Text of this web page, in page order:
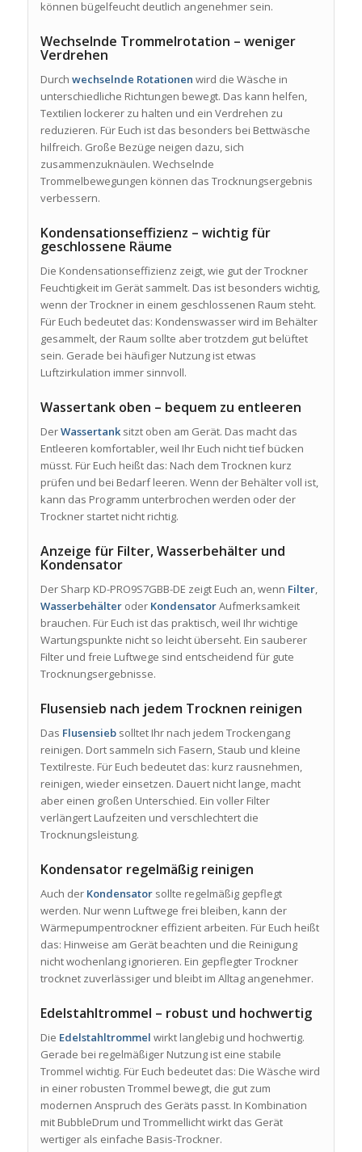
können bügelfeucht deutlich angenehmer sein.
Wechselnde Trommelrotation – weniger
Verdrehen
Durch wechselnde Rotationen wird die Wäsche in
unterschiedliche Richtungen bewegt. Das kann helfen,
Textilien lockerer zu halten und ein Verdrehen zu
reduzieren. Für Euch ist das besonders bei Bettwäsche
hilfreich. Große Bezüge neigen dazu, sich
zusammenzuknäulen. Wechselnde
Trommelbewegungen können das Trocknungsergebnis
verbessern.
Kondensationseffizienz – wichtig für
geschlossene Räume
Die Kondensationseffizienz zeigt, wie gut der Trockner
Feuchtigkeit im Gerät sammelt. Das ist besonders wichtig,
wenn der Trockner in einem geschlossenen Raum steht.
Für Euch bedeutet das: Kondenswasser wird im Behälter
gesammelt, der Raum sollte aber trotzdem gut belüftet
sein. Gerade bei häufiger Nutzung ist etwas
Luftzirkulation immer sinnvoll.
Wassertank oben – bequem zu entleeren
DerWassertanksitzt oben am Gerät. Das macht das
Entleeren komfortabler, weil Ihr Euch nicht tief bücken
müsst. Für Euch heißt das: Nach dem Trocknen kurz
prüfen und bei Bedarf leeren. Wenn der Behälter voll ist,
kann das Programm unterbrochen werden oder der
Trockner startet nicht richtig.
Anzeige für Filter, Wasserbehälter und
Kondensator
Der Sharp KD-PRO9S7GBB-DE zeigt Euch an, wenn Filter,
Wasserbehälteroder KondensatorAufmerksamkeit
brauchen. Für Euch ist das praktisch, weil Ihr wichtige
Wartungspunkte nicht so leicht überseht. Ein sauberer
Filter und freie Luftwege sind entscheidend für gute
Trocknungsergebnisse.
Flusensieb nach jedem Trocknen reinigen
Das Flusensiebsolltet Ihr nach jedem Trockengang
reinigen. Dort sammeln sich Fasern, Staub und kleine
Textilreste. Für Euch bedeutet das: kurz rausnehmen,
reinigen, wieder einsetzen. Dauert nicht lange, macht
aber einen großen Unterschied. Ein voller Filter
verlängert Laufzeiten und verschlechtert die
Trocknungsleistung.
Kondensator regelmäßig reinigen
Auch der Kondensatorsollte regelmäßig gepflegt
werden. Nur wenn Luftwege frei bleiben, kann der
Wärmepumpentrockner effizient arbeiten. Für Euch heißt
das: Hinweise am Gerät beachten und die Reinigung
nicht wochenlang ignorieren. Ein gepflegter Trockner
trocknet zuverlässiger und bleibt im Alltag angenehmer.
Edelstahltrommel – robust und hochwertig
Die Edelstahltrommel wirkt langlebig und hochwertig.
Gerade bei regelmäßiger Nutzung ist eine stabile
Trommel wichtig. Für Euch bedeutet das: Die Wäsche wird
in einer robusten Trommel bewegt, die gut zum
modernen Anspruch des Geräts passt. In Kombination
mit BubbleDrum und Trommellicht wirkt das Gerät
wertiger als einfache Basis-Trockner.